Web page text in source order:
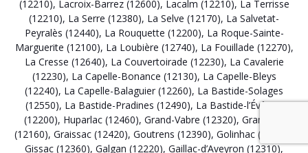
(12210), Lacroix-Barrez (12600), Lacalm (12210), La Terrisse
(12210), La Serre (12380), La Selve (12170), La Salvetat-
Peyralès (12440), La Rouquette (12200), La Roque-Sainte-
Marguerite (12100), La Loubière (12740), La Fouillade (12270),
La Cresse (12640), La Couvertoirade (12230), La Cavalerie
(12230), La Capelle-Bonance (12130), La Capelle-Bleys
(12240), La Capelle-Balaguier (12260), La Bastide-Solages
(12550), La Bastide-Pradines (12490), La Bastide-l’Évêque
(12200), Huparlac (12460), Grand-Vabre (12320), Gramond
(12160), Graissac (12420), Goutrens (12390), Golinhac (12140)
Gissac (12360), Galgan (12220), Gaillac-d’Aveyron (12310),